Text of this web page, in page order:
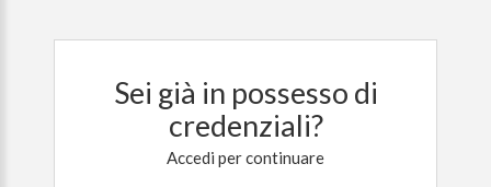
Sei già in possesso di
credenziali?
Accedi per continuare